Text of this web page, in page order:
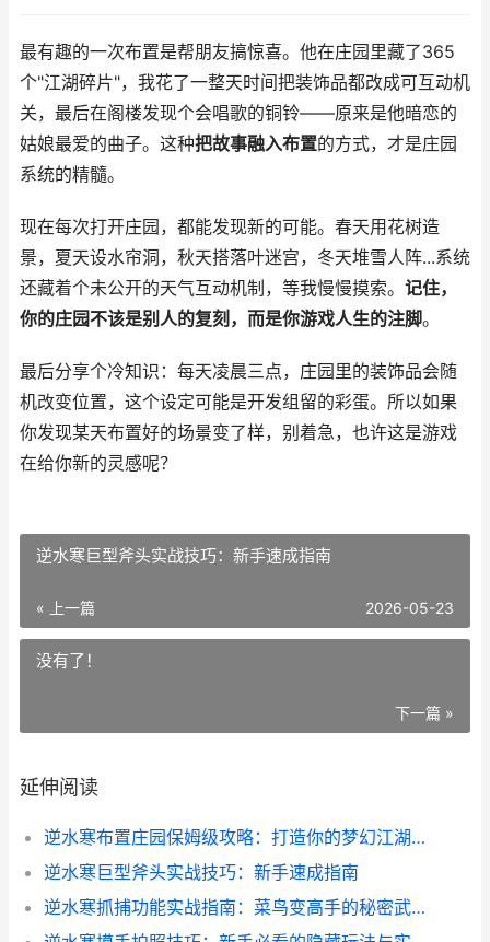
最有趣的一次布置是帮朋友搞惊喜。他在庄园里藏了365
个"江湖碎片"，我花了一整天时间把装饰品都改成可互动机
关，最后在阁楼发现个会唱歌的铜铃——原来是他暗恋的
姑娘最爱的曲子。这种把故事融入布置的方式，才是庄园
系统的精髓。
现在每次打开庄园，都能发现新的可能。春天用花树造
景，夏天设水帘洞，秋天搭落叶迷宫，冬天堆雪人阵...系统
还藏着个未公开的天气互动机制，等我慢慢摸索。 记住，
你的庄园不该是别人的复刻，而是你游戏人生的注脚。
最后分享个冷知识：每天凌晨三点，庄园里的装饰品会随
机改变位置，这个设定可能是开发组留的彩蛋。所以如果
你发现某天布置好的场景变了样，别着急，也许这是游戏
在给你新的灵感呢？
逆水寒巨型斧头实战技巧：新手速成指南
« 上一篇 2026-05-23
没有了！
下一篇 »
延伸阅读
逆水寒布置庄园保姆级攻略：打造你的梦幻江湖宅院
逆水寒巨型斧头实战技巧：新手速成指南
逆水寒抓捕功能实战指南：菜鸟变高手的秘密武器